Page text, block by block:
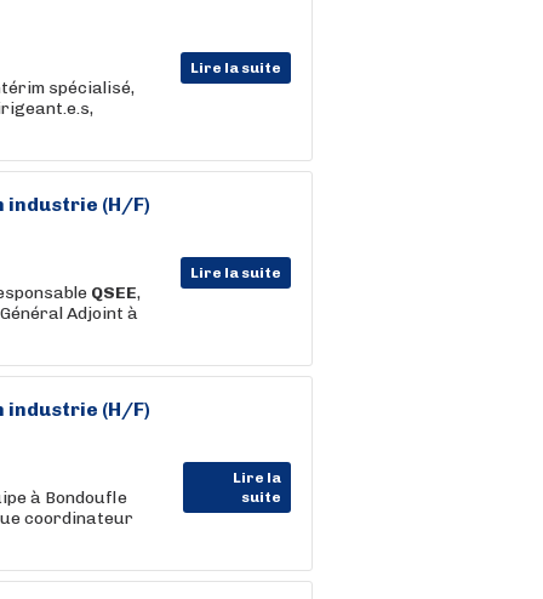
Lire la suite
spécialisé,
industrie (H/F)
Lire la suite
QSEE,
Adjoint à
industrie (H/F)
Lire la
suite
à Bondoufle
coordinateur